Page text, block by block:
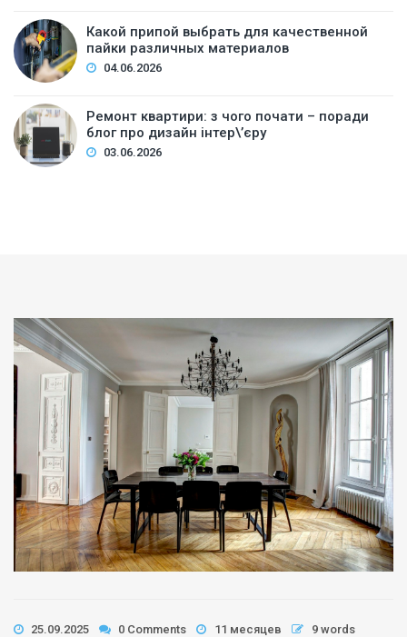
Какой припой выбрать для качественной
пайки различных материалов
04.06.2026
Ремонт квартири: з чого почати – поради
блог про дизайн інтер\’єру
03.06.2026
25.09.2025 0 Comments 11 месяцев 9 words